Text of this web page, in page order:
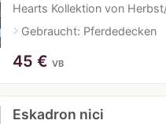
Hearts Kollektion von
navigate_nextGebraucht: Pferdedecken
45 € VB
Eskadron nici